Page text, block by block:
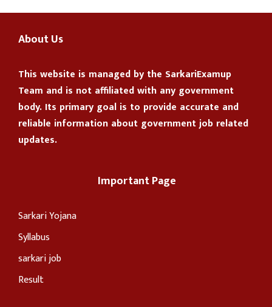
About Us
This website is managed by the SarkariExamup
Team and is not affiliated with any government
body. Its primary goal is to provide accurate and
reliable information about government job related
updates.
Important Page
Sarkari Yojana
Syllabus
sarkari job
Result